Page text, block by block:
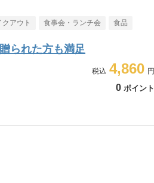
クアウト 食事会・ランチ会 食品
られた方も満足
4,860
0 ポイント